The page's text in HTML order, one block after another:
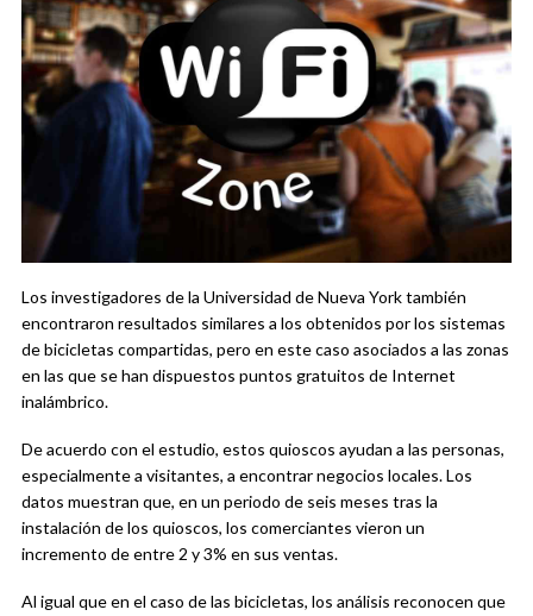
Los investigadores de la Universidad de Nueva York también
encontraron resultados similares a los obtenidos por los sistemas
de bicicletas compartidas, pero en este caso asociados a las zonas
en las que se han dispuestos puntos gratuitos de Internet
inalámbrico.
De acuerdo con el estudio, estos quioscos ayudan a las personas,
especialmente a visitantes, a encontrar negocios locales. Los
datos muestran que, en un periodo de seis meses tras la
instalación de los quioscos, los comerciantes vieron un
incremento de entre 2 y 3% en sus ventas.
Al igual que en el caso de las bicicletas, los análisis reconocen que